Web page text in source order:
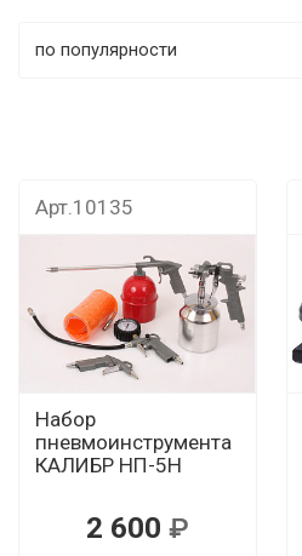
по популярности
Арт.10135
Набор
пневмоинструмента
КАЛИБР НП-5Н
2 600